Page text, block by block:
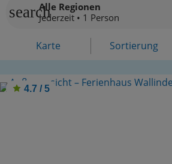
searchAlle Regionen
Jederzeit • 1 Person
Karte Sortierung
4.7 / 5